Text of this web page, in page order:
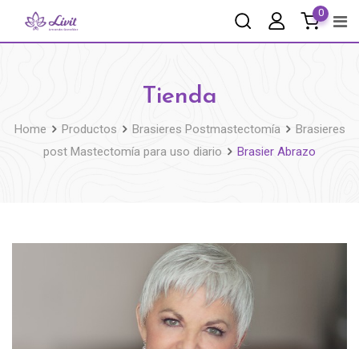
0
Tienda
Home Productos Brasieres Postmastectomía
Brasieres
post Mastectomía para uso diario
Brasier Abrazo